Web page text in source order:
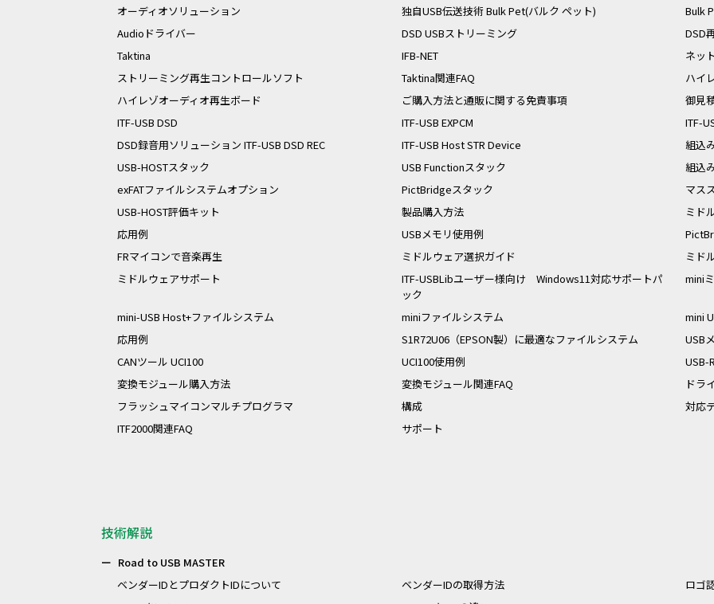
オーディオソリューション 独自USB伝送技術 Bulk Pet(バルク ペット)
Bulk
Audioドライバー
DSD USBストリーミング
DSD
Taktina
IFB-NET
ネッ
ストリーミング再生コントロールソフト
Taktina関連FAQ
ハイ
ハイレゾオーディオ再生ボード
ご購入方法と通販に関する免責事項
御見
ITF-USB DSD
ITF-USB EXPCM
ITF-
DSD録音用ソリューション ITF-USB DSD REC
ITF-USB Host STR Device
組込
USB-HOSTスタック
USB Functionスタック
組込
exFATファイルシステムオプション
PictBridgeスタック
マス
USB-HOST評価キット
製品購入方法
ミド
応用例
USBメモリ使用例
FRマイコンで音楽再生
ミドルウェア選択ガイド
ミド
ミドルウェアサポート
ITF-USBLibユーザー様向け Windows11対応サポートパ
ック
mini
mini-USB Host+ファイルシステム miniファイルシステム
mini
応用例
S1R72U06（EPSON製）に最適なファイルシステム
USB
CANツール UCI100
UCI100使用例
USB-
変換モジュール購入方法
変換モジュール関連FAQ
ドラ
フラッシュマイコンマルチプログラマ
構成
対応
ITF2000関連FAQ
サポート
技術解説
Road to USB MASTER
ベンダーIDとプロダクトIDについて
ベンダーIDの取得方法
ロゴ